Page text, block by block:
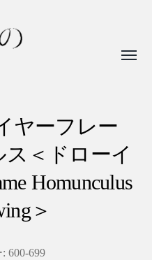
ヤーフレー
＜ドローイ
Homunculus
＞
: 600-699